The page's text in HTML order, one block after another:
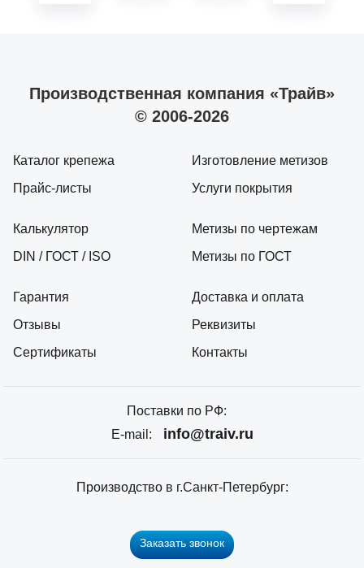
Производственная компания «Трайв»
© 2006-2026
Каталог крепежа
Прайс-листы
Калькулятор
DIN / ГОСТ / ISO
Гарантия
Отзывы
Сертификаты
Изготовление метизов
Услуги покрытия
Метизы по чертежам
Метизы по ГОСТ
Доставка и оплата
Реквизиты
Контакты
Поставки по РФ:
E-mail:
info@traiv.ru
Производство в г.Санкт-Петербург:
Заказать звонок